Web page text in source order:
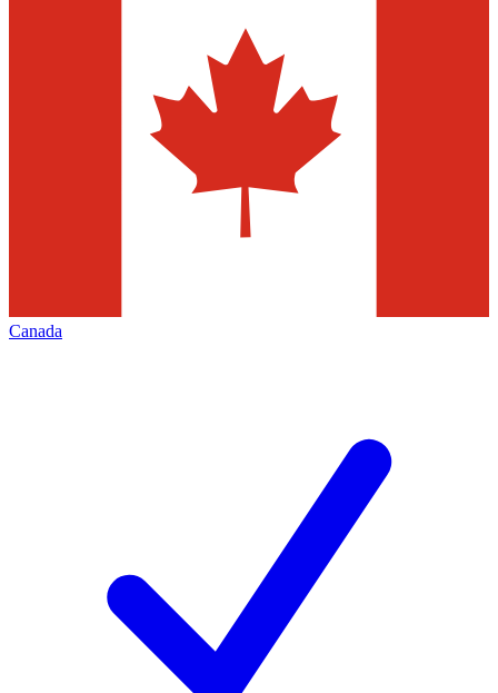
Canada